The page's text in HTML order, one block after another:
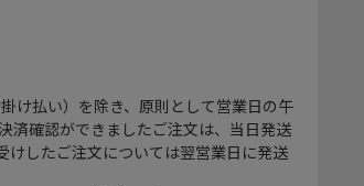
け払い）を除き、原則として営業日の午
済確認ができましたご注文は、当日発送
けしたご注文については翌営業日に発送